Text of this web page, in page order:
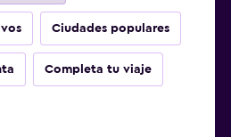
Ciudades populares
Completa tu viaje